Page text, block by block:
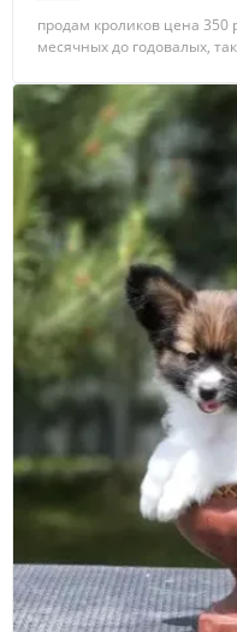
продам кроликов цена 350
месячных до годовалых,